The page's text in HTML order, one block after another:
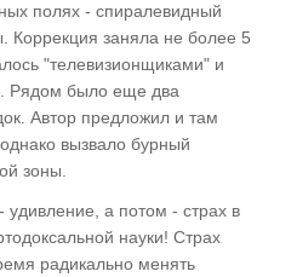
полях - спиралевидный
Коррекция заняла не более 5
"телевизионщиками" и
Рядом было еще два
Автор предложил и там
вызвало бурный
зоны.
а потом - страх в
науки! Страх
радикально менять